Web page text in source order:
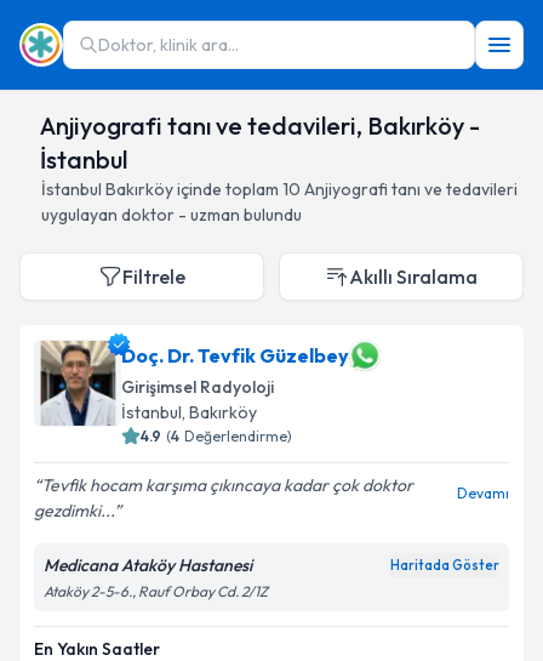
Doktor, klinik ara...
Anjiyografi tanı ve tedavileri, Bakırköy -
İstanbul
İstanbul Bakırköyiçinde toplam 10 Anjiyografi tanı ve tedavileri
uygulayan doktor - uzman bulundu
Filtrele Akıllı Sıralama
Doç. Dr. Tevfik Güzelbey
Girişimsel Radyoloji
İstanbul, Bakırköy
4.9 (4 Değerlendirme)
Tevfik hocam karşıma çıkıncaya kadar çok doktor
gezdimki...
Devamı
Medicana Ataköy Hastanesi Haritada Göster
Ataköy 2-5-6., Rauf Orbay Cd. 2/1Z
En Yakın Saatler